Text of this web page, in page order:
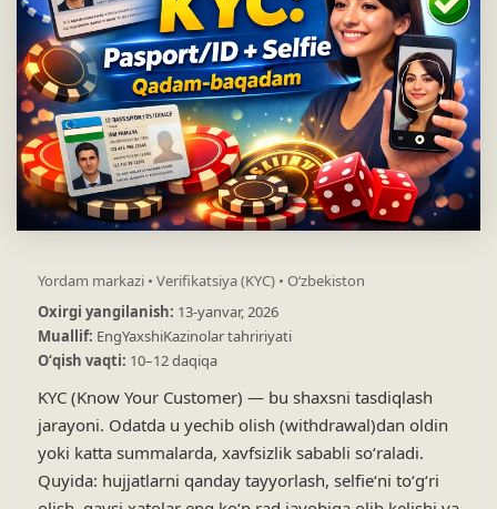
Yordam markazi • Verifikatsiya (KYC) • Oʻzbekiston
Oxirgi yangilanish: 13-yanvar, 2026
Muallif: EngYaxshiKazinolar tahririyati
Oʻqish vaqti: 10–12 daqiqa
KYC (Know Your Customer) — bu shaxsni tasdiqlash
jarayoni. Odatda u yechib olish (withdrawal)dan oldin
yoki katta summalarda, xavfsizlik sababli soʻraladi.
Quyida: hujjatlarni qanday tayyorlash, selfieʻni toʻgʻri